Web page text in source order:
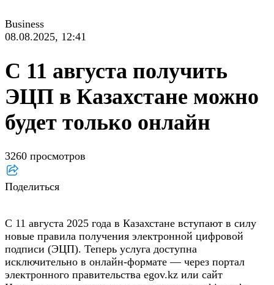
Business
08.08.2025, 12:41
С 11 августа получить
ЭЦП в Казахстане можно
будет только онлайн
3260 просмотров
Поделиться
С 11 августа 2025 года в Казахстане вступают в силу
новые правила получения электронной цифровой
подписи (ЭЦП). Теперь услуга доступна
исключительно в онлайн-формате — через портал
электронного правительства egov.kz или сайт